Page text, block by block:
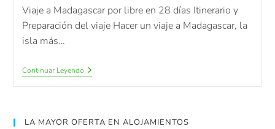
Viaje a Madagascar por libre en 28 días Itinerario y
Preparación del viaje Hacer un viaje a Madagascar, la
isla más…
Continuar Leyendo
LA MAYOR OFERTA EN ALOJAMIENTOS